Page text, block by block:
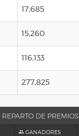
17,685
15,260
116,133
277,825
REPARTO DE PREMIOS
GANADORES